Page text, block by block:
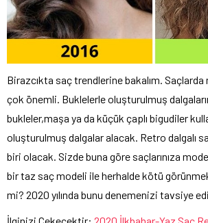
Birazcıkta saç trendlerine bakalım.
çok önemli. Buklelerle oluşturulmuş
bukleler,maşa ya da küçük çaplı bigudiler
oluşturulmuş dalgalar alacak. Retro dalgalı
biri olacak. Sizde buna göre saçlarınıza
bir taz saç modeli ile herhalde kötü
mi? 2020 yılında bunu denemenizi tavsiye